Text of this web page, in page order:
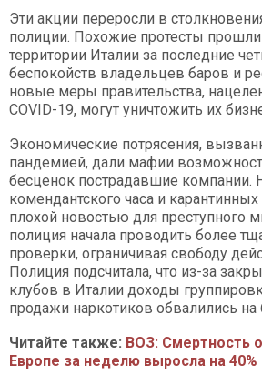
Эти акции переросли в
полиции. Похожие протесты
территории Италии за последние
беспокойств владельцев баров и
новые меры правительства,
COVID-19, могут уничтожить их
Экономические потрясения,
пандемией, дали мафии
бесценок пострадавшие компании.
комендантского часа и карантинных
плохой новостью для преступного
полиция начала проводить более
проверки, ограничивая свободу
Полиция подсчитала, что из-за
клубов в Италии доходы
продажи наркотиков обвалились на
Читайте также: ВОЗ: Смертность
Европе за неделю выросла на 40%